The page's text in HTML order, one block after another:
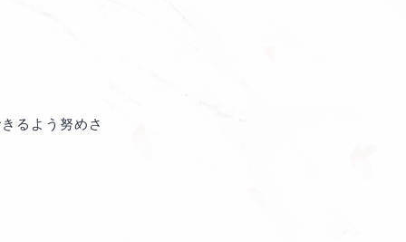
るよう努めさ